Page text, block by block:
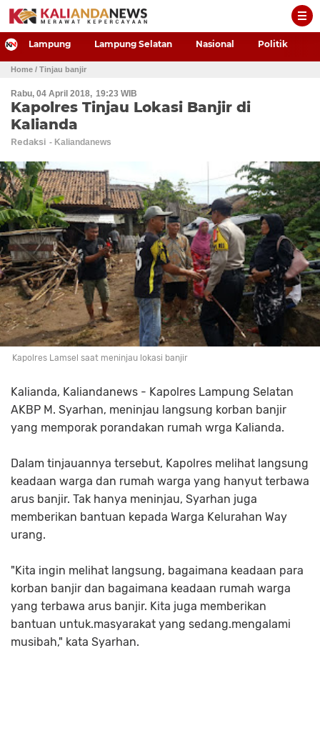
-->
Lampung Lampung Selatan Nasional Politik
Home / Tinjau banjir
Rabu, 04 April 2018 19:23 WIB
Kapolres Tinjau Lokasi Banjir di
Kalianda
Redaksi
Kapolres Lamsel saat meninjau lokasi banjir
Kalianda, Kaliandanews - Kapolres Lampung Selatan
AKBP M. Syarhan, meninjau langsung korban banjir
yang memporak porandakan rumah wrga Kalianda.
Dalam tinjauannya tersebut, Kapolres melihat langsung
keadaan warga dan rumah warga yang hanyut terbawa
arus banjir. Tak hanya meninjau, Syarhan juga
memberikan bantuan kepada Warga Kelurahan Way
urang.
"Kita ingin melihat langsung, bagaimana keadaan para
korban banjir dan bagaimana keadaan rumah warga
yang terbawa arus banjir. Kita juga memberikan
bantuan untuk.masyarakat yang sedang.mengalami
musibah," kata Syarhan.